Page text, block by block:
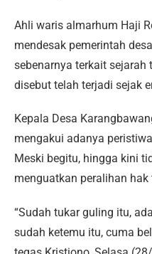
Ahli waris almarhum Haji
mendesak pemerintah
sebenarnya terkait
disebut telah terjadi sejak
Kepala Desa
mengakui adanya
Meski begitu, hingga kini
menguatkan peralihan hak
“Sudah tukar guling itu,
sudah ketemu itu, cuma